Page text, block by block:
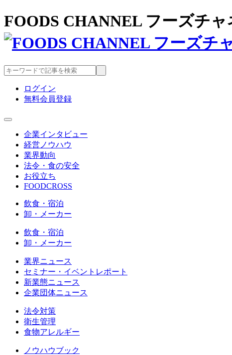
FOODS CHANNEL フーズチ
ログイン
無料会員登録
企業インタビュー
経営ノウハウ
業界動向
法令・食の安全
お役立ち
FOODCROSS
飲食・宿泊
卸・メーカー
飲食・宿泊
卸・メーカー
業界ニュース
セミナー・イベントレポート
新業態ニュース
企業団体ニュース
法令対策
衛生管理
食物アレルギー
ノウハウブック